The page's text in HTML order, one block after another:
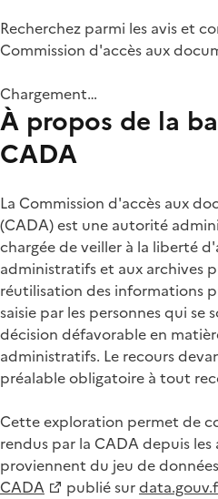
Recherchez parmi les avis et
Commission d'accès aux
Chargement…
À propos de la
CADA
La Commission d'accès aux
(CADA) est une autorité
chargée de veiller à la liberté
administratifs et aux archives
réutilisation des informations
saisie par les personnes qui se
décision défavorable en
administratifs. Le recours
préalable obligatoire à tout
Cette exploration permet de
rendus par la CADA depuis les
proviennent du jeu de données
CADA
publié sur